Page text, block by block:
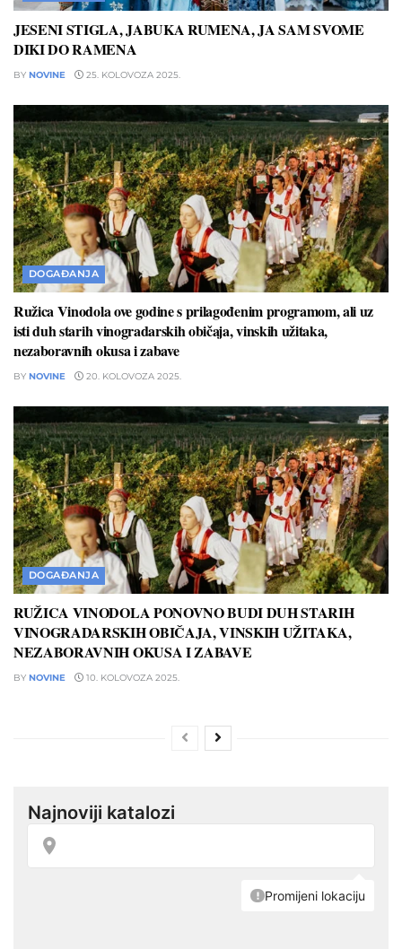
JESENI STIGLA, JABUKA RUMENA, JA SAM SVOME
DIKI DO RAMENA
BY NOVINE 25. KOLOVOZA 2025.
DOGAĐANJA
Ružica Vinodola ove godine s prilagođenim programom, ali uz
isti duh starih vinogradarskih običaja, vinskih užitaka,
nezaboravnih okusa i zabave
BY NOVINE 20. KOLOVOZA 2025.
DOGAĐANJA
RUŽICA VINODOLA PONOVNO BUDI DUH STARIH
VINOGRADARSKIH OBIČAJA, VINSKIH UŽITAKA,
NEZABORAVNIH OKUSA I ZABAVE
BY NOVINE 10. KOLOVOZA 2025.